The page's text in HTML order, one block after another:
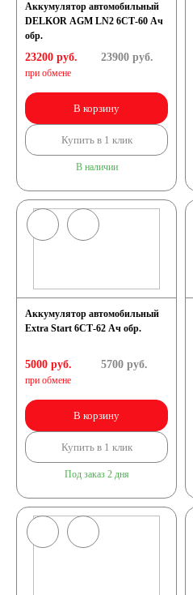
Аккумулятор автомобильный
DELKOR AGM LN2 6СТ-60 Ач
обр.
23200 руб.
при обмене
23900руб.
В корзину
Купить в 1 клик
В наличии
Аккумулятор автомобильный
Extra Start 6СТ-62 Ач обр.
5000 руб.
при обмене
5700руб.
В корзину
Купить в 1 клик
Под заказ 2 дня